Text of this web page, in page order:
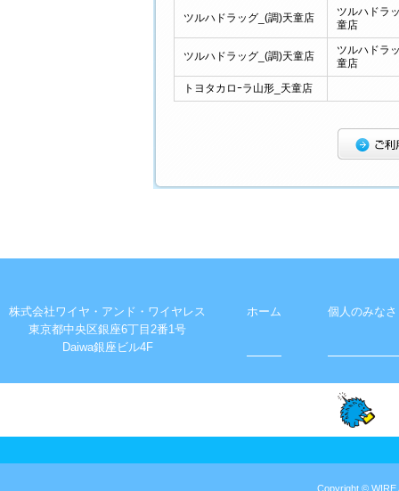
ツルハドラッグ_(調)天童店
ツルハドラ
童店
ツルハドラッグ_(調)天童店
ツルハドラ
童店
トヨタカロｰラ山形_天童店